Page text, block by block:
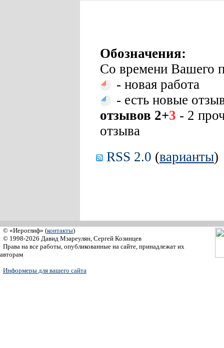
Обозначения:
Со времени Вашего
- новая работа
- есть новые
отзывов 2+3 - 2
отзыва
RSS 2.0 (варианты)
© «Иероглиф» (контакты)
© 1998-2026 Давид Мзареулян, Сергей Козинцев
Права на все работы, опубликованные на сайте, принадлежат их
авторам
Информеры для вашего сайта